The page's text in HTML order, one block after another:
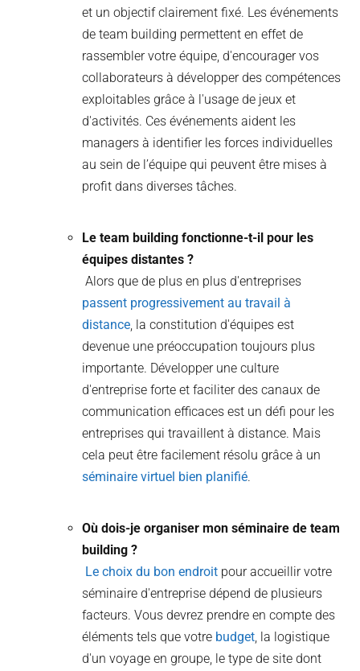
et un objectif clairement fixé. Les événements
de team building permettent en effet de
rassembler votre équipe, d'encourager vos
collaborateurs à développer des compétences
exploitables grâce à l'usage de jeux et
d'activités. Ces événements aident les
managers à identifier les forces individuelles
au sein de l’équipe qui peuvent être mises à
profit dans diverses tâches.
Le team building fonctionne-t-il pour les
équipes distantes ?
Alors que de plus en plus d'entreprises
passent progressivement au travail à
distance, la constitution d'équipes est
devenue une préoccupation toujours plus
importante. Développer une culture
d'entreprise forte et faciliter des canaux de
communication efficaces est un défi pour les
entreprises qui travaillent à distance. Mais
cela peut être facilement résolu grâce à un
séminaire virtuel bien planifié.
Où dois-je organiser mon séminaire de team
building ?
Le choix du bon endroit pour accueillir votre
séminaire d'entreprise dépend de plusieurs
facteurs. Vous devrez prendre en compte des
éléments tels que votre budget, la logistique
d'un voyage en groupe, le type de site dont